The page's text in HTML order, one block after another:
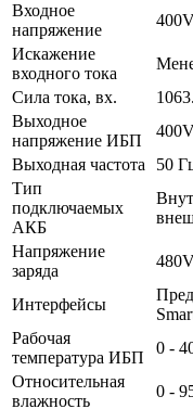
Входное
напряжение
Искажение
входного тока
Сила тока, вх.
Выходное
напряжение ИБП
Выходная частота
50
Тип
подключаемых
АКБ
Напряжение
заряда
Интерфейсы
Рабочая
температура ИБП
0 -
Относительная
влажность
0 -